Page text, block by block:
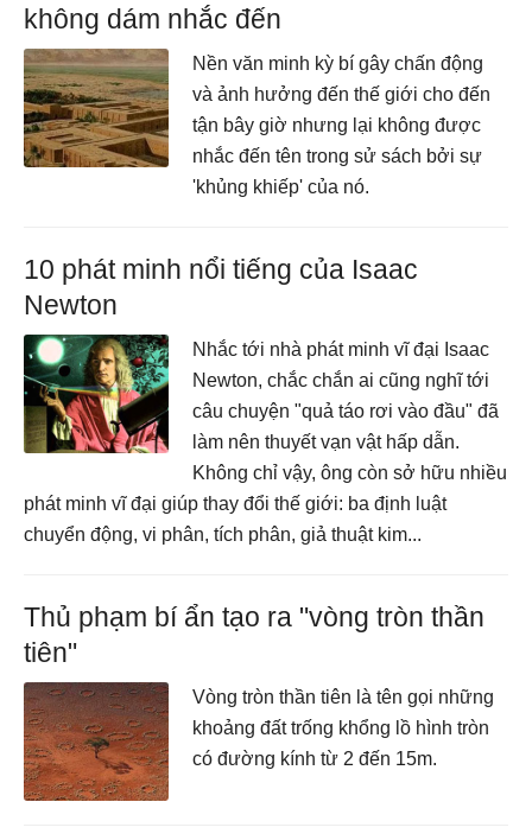
không dám nhắc đến
Nền văn minh kỳ bí gây chấn động
và ảnh hưởng đến thế giới cho đến
tận bây giờ nhưng lại không được
nhắc đến tên trong sử sách bởi sự
'khủng khiếp' của nó.
10 phát minh nổi tiếng của Isaac
Newton
Nhắc tới nhà phát minh vĩ đại Isaac
Newton, chắc chắn ai cũng nghĩ tới
câu chuyện "quả táo rơi vào đầu" đã
làm nên thuyết vạn vật hấp dẫn.
Không chỉ vậy, ông còn sở hữu nhiều
phát minh vĩ đại giúp thay đổi thế giới: ba định luật
chuyển động, vi phân, tích phân, giả thuật kim...
Thủ phạm bí ẩn tạo ra "vòng tròn thần
tiên"
Vòng tròn thần tiên là tên gọi những
khoảng đất trống khổng lồ hình tròn
có đường kính từ 2 đến 15m.